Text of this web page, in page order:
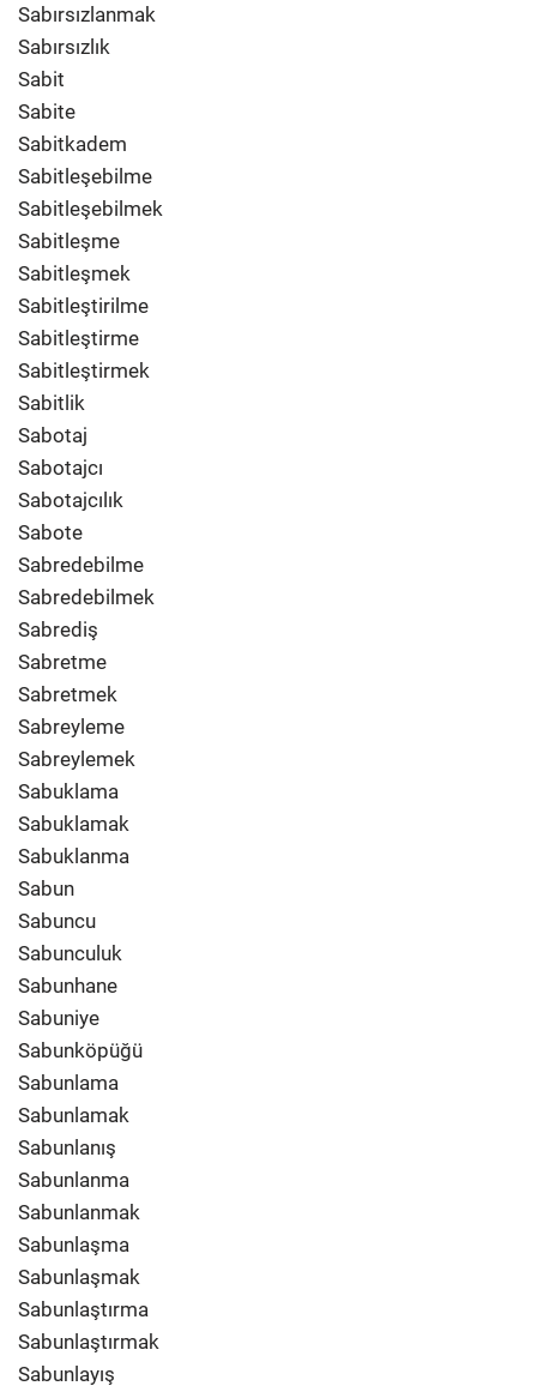
Sabırsızlanmak
Sabırsızlık
Sabit
Sabite
Sabitkadem
Sabitleşebilme
Sabitleşebilmek
Sabitleşme
Sabitleşmek
Sabitleştirilme
Sabitleştirme
Sabitleştirmek
Sabitlik
Sabotaj
Sabotajcı
Sabotajcılık
Sabote
Sabredebilme
Sabredebilmek
Sabrediş
Sabretme
Sabretmek
Sabreyleme
Sabreylemek
Sabuklama
Sabuklamak
Sabuklanma
Sabun
Sabuncu
Sabunculuk
Sabunhane
Sabuniye
Sabunköpüğü
Sabunlama
Sabunlamak
Sabunlanış
Sabunlanma
Sabunlanmak
Sabunlaşma
Sabunlaşmak
Sabunlaştırma
Sabunlaştırmak
Sabunlayış